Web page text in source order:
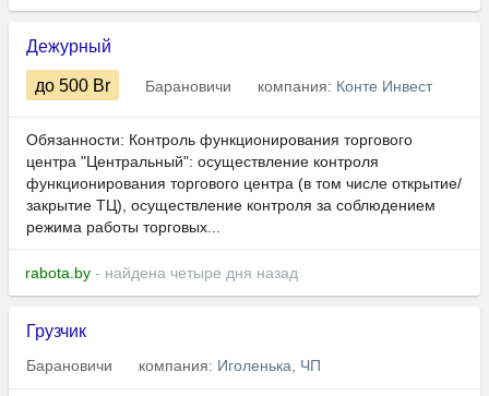
Дежурный
до 500 Br Барановичи компания: Конте Инвест
Обязанности: Контроль функционирования торгового
центра "Центральный": осуществление контроля
функционирования торгового центра (в том числе открытие/
закрытие ТЦ), осуществление контроля за соблюдением
режима работы торговых...
rabota.by - найдена четыре дня назад
Грузчик
Барановичи компания: Иголенька, ЧП